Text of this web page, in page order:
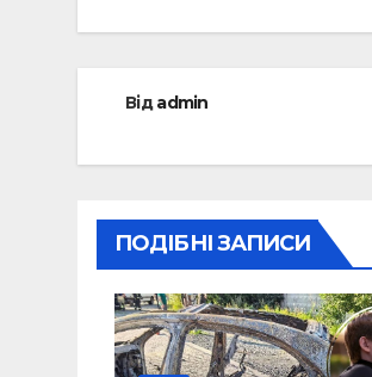
Відadmin
ПОДІБНІ ЗАПИСИ